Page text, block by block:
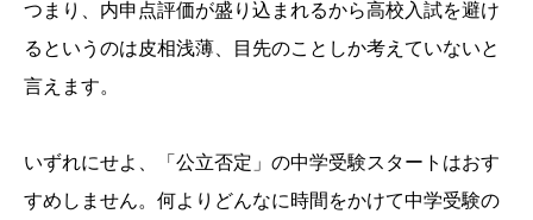
つまり、内申点評価が盛り込まれるから高校入試を避け
るというのは皮相浅薄、目先のことしか考えていないと
言えます。
いずれにせよ、「公立否定」の中学受験スタートはおす
すめしません。何よりどんなに時間をかけて中学受験の